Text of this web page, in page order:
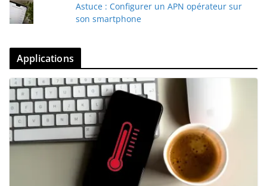
Astuce : Configurer un APN opérateur sur
son smartphone
Applications